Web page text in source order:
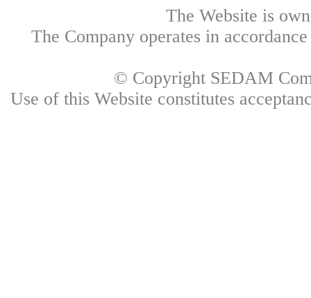
The Website is
The Company operates in
© Copyright SEDAM
Use of this Website constitutes